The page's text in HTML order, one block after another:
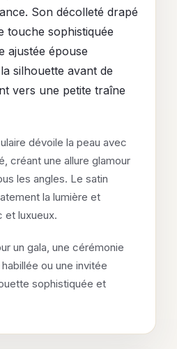
Son décolleté drapé
touche sophistiquée
ajustée épouse
silhouette avant de
vers une petite traîne
dévoile la peau avec
créant une allure glamour
les angles. Le satin
la lumière et
et luxueux.
un gala, une cérémonie
ou une invitée
sophistiquée et